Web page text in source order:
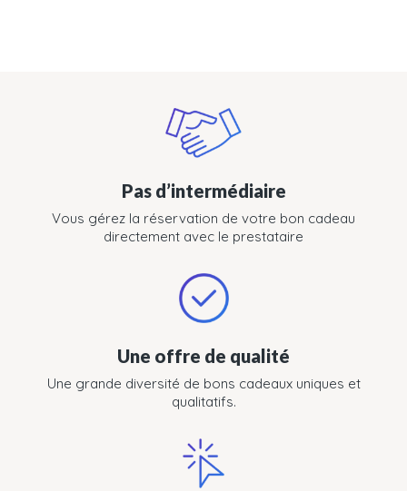
Pas d’intermédiaire
Vous gérez la réservation de votre bon cadeau
directement avec le prestataire
Une offre de qualité
Une grande diversité de bons cadeaux uniques et
qualitatifs.